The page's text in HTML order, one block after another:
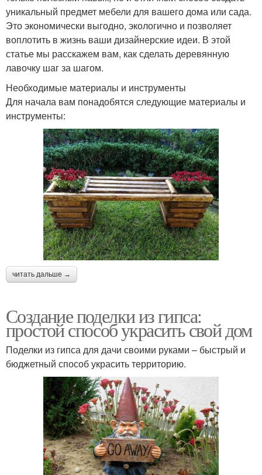
уникальный предмет мебели для вашего дома или сада.
Это экономически выгодно, экологично и позволяет
воплотить в жизнь ваши дизайнерские идеи. В этой
статье мы расскажем вам, как сделать деревянную
лавочку шаг за шагом.
Необходимые материалы и инструменты
Для начала вам понадобятся следующие материалы и
инструменты:
читать дальше →
Создание поделки из гипса:
простой способ украсить свой дом
Поделки из гипса для дачи своими руками – быстрый и
бюджетный способ украсить территорию.